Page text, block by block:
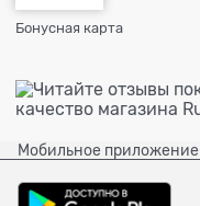
Бонусная карта
Мобильное приложение